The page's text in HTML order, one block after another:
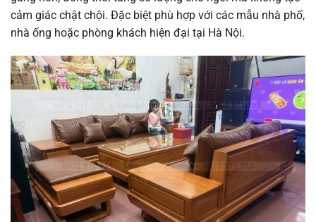
cảm giác chật chội. Đặc biệt phù hợp với các mẫu nhà phố,
nhà ống hoặc phòng khách hiện đại tại Hà Nội.